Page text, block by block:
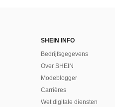
SHEIN INFO
Bedrijfsgegevens
Over SHEIN
Modeblogger
Carrières
Wet digitale diensten